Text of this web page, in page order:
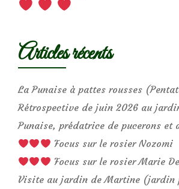
Articles récents
La Punaise à pattes rousses
Rétrospective de juin 2026 au
Punaise, prédatrice de pucerons et
Focus sur le rosier Nozomi
Focus sur le rosier Marie
Visite au jardin de Martine (jardin